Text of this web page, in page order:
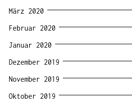
März 2020
Februar 2020
Januar 2020
Dezember 2019
November 2019
Oktober 2019